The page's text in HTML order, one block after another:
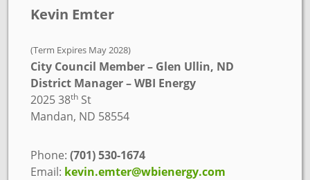
Kevin Emter
(Term Expires May 2028)
City Council Member – Glen Ullin, ND
District Manager – WBI Energy
2025 38th St
Mandan, ND 58554
Phone:(701) 530-1674
Email: kevin.emter@wbienergy.com